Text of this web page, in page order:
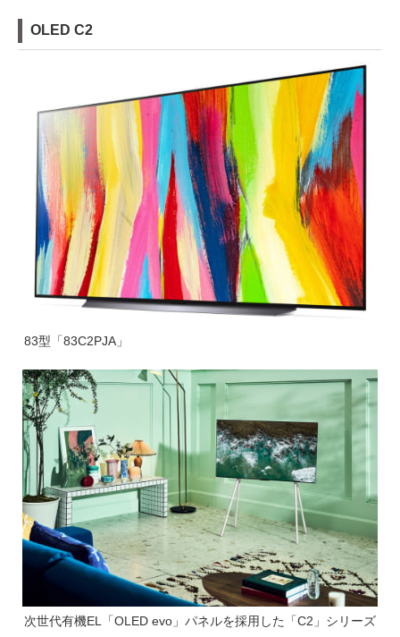
OLED C2
83型「83C2PJA」
次世代有機EL「OLED evo」パネルを採用した「C2」シリーズ